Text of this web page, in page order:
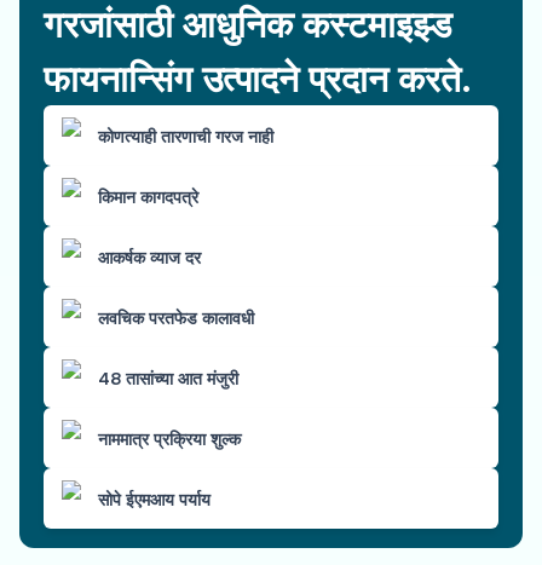
गरजांसाठी आधुनिक कस्टमाइझ्ड
फायनान्सिंग उत्पादने प्रदान करते.
कोणत्याही तारणाची गरज नाही
किमान कागदपत्रे
आकर्षक व्याज दर
लवचिक परतफेड कालावधी
48 तासांच्या आत मंजुरी
नाममात्र प्रक्रिया शुल्क
सोपे ईएमआय पर्याय